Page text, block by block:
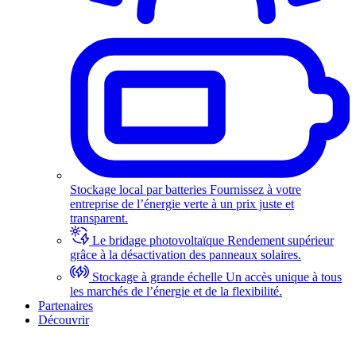
Stockage local par batteries Fournissez à votre
entreprise de l’énergie verte à un prix juste et
transparent.
Le bridage photovoltaïque Rendement supérieur
grâce à la désactivation des panneaux solaires.
Stockage à grande échelle Un accès unique à tous
les marchés de l’énergie et de la flexibilité.
Partenaires
Découvrir